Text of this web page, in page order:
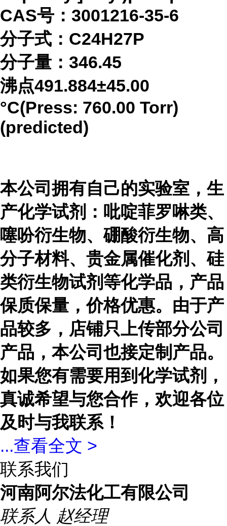
CAS号：3001216-35-6
分子式：C24H27P
分子量：346.45
沸点491.884±45.00
°C(Press: 760.00 Torr)
(predicted)
本公司拥有自己的实验室，生
产化学试剂：吡啶菲罗啉类、
噻吩衍生物、硼酸衍生物、高
分子材料、贵金属催化剂、硅
类衍生物试剂等化学品，产品
保质保量，价格优惠。由于产
品较多，店铺只上传部分公司
产品，本公司也接定制产品。
如果您有需要用到化学试剂，
真诚希望与您合作，欢迎各位
及时与我联系！
...查看全文 >
联系我们
河南阿尔法化工有限公司
联系人 赵经理